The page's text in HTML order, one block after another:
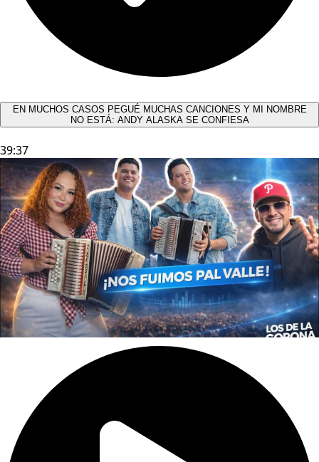
EN MUCHOS CASOS PEGUÉ MUCHAS CANCIONES Y MI NOMBRE
NO ESTÁ: ANDY ALASKA SE CONFIESA​
39:37